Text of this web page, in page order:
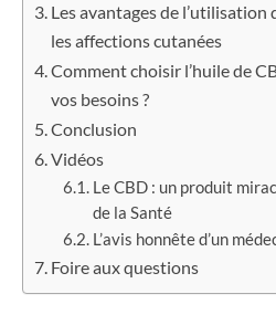
Les avantages de l’utilisation
les affections cutanées
Comment choisir l’huile de
vos besoins ?
Conclusion
Vidéos
Le CBD : un produit
de la Santé
L’avis honnête d’un
Foire aux questions